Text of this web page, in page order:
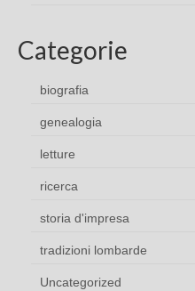
Categorie
biografia
genealogia
letture
ricerca
storia d'impresa
tradizioni lombarde
Uncategorized